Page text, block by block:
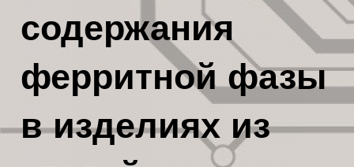
содержания
ферритной фазы
в изделиях из